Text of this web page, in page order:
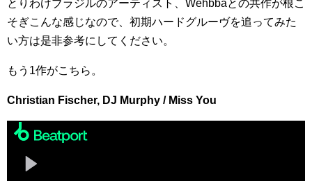
とりわけブラジルのアーティスト、Wehbbaとの共作が根こ
そぎこんな感じなので、初期ハードグルーヴを追ってみた
い方は是非参考にしてください。
もう1作がこちら。
Christian Fischer, DJ Murphy / Miss You